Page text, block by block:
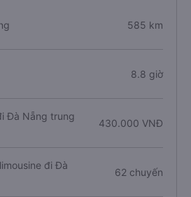
585 km
8.8 giờ
Đà Nẵng trung
430.000 VNĐ
đi Đà
62 chuyến